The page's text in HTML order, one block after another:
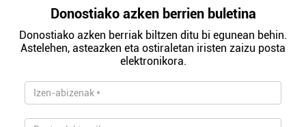
Donostiako azken berrien buletina
Donostiako azken berriak biltzen ditu bi egunean behin.
Astelehen, asteazken eta ostiraletan iristen zaizu posta
elektronikora.